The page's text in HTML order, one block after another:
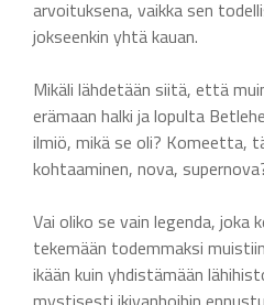
arvoituksena, vaikka sen
jokseenkin yhtä kauan.
Mikäli lähdetään siitä, että
erämaan halki ja lopulta
ilmiö, mikä se oli? Komeetta,
kohtaaminen, nova,
Vai oliko se vain legenda,
tekemään todemmaksi
ikään kuin yhdistämään